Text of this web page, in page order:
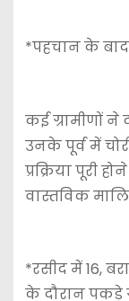
*पहचान के बाद
कई ग्रामीणों ने
उनके पूर्व में
प्रक्रिया पूरी
वास्तविक
*रसीद में 16,
के दौरान पकड़े